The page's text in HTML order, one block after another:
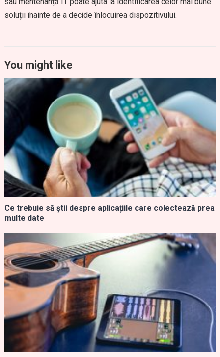
soluții înainte de a decide înlocuirea dispozitivului.
You might like
Ce trebuie să știi despre aplicațiile care colectează prea
multe date